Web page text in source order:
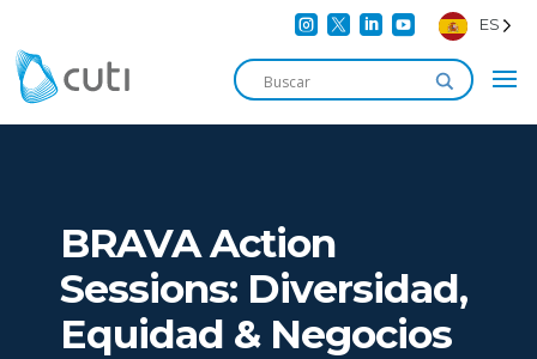
    ES
BRAVA Action
Sessions: Diversidad,
Equidad & Negocios